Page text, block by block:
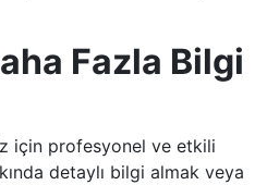
Fazla Bilgi
için profesyonel ve etkili
detaylı bilgi almak veya